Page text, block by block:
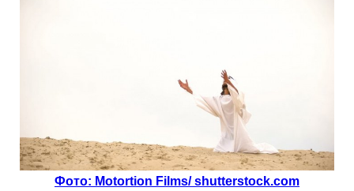
Фото: Motortion Films/ shutterstock.com